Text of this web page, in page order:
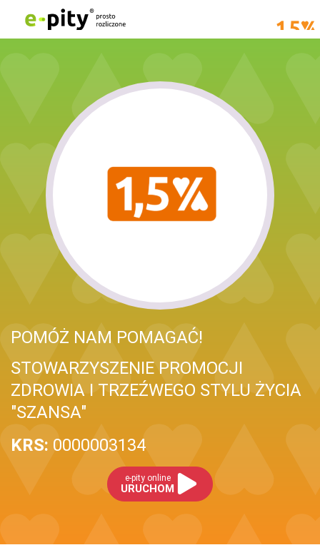
POMÓŻ NAM POMAGAĆ!
STOWARZYSZENIE PROMOCJI
ZDROWIA I TRZEŹWEGO STYLU ŻYCIA
"SZANSA"
KRS: 0000003134
e-pity online
URUCHOM